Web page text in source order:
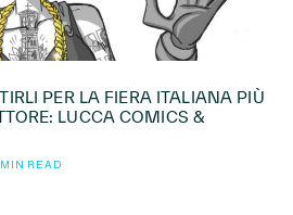
PER LA FIERA ITALIANA PIÙ
LUCCA COMICS &
MIN READ